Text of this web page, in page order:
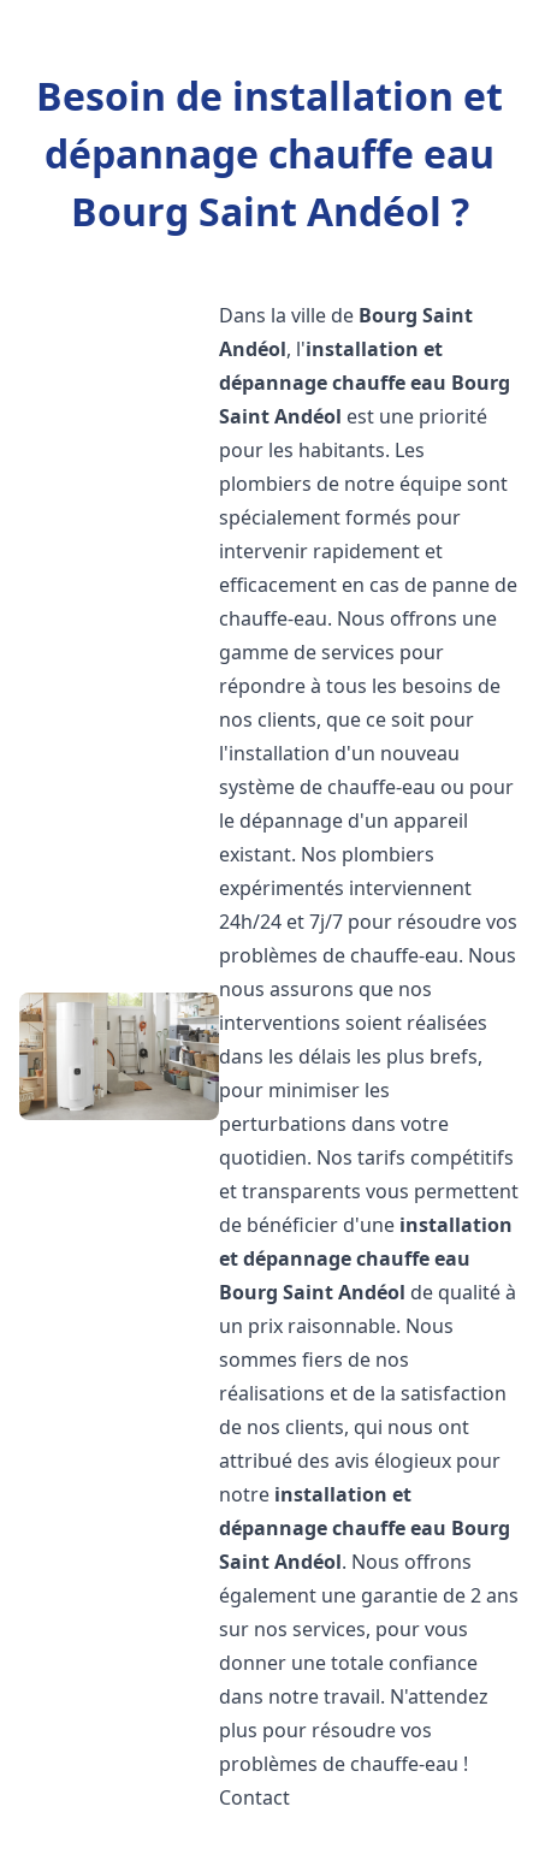
Besoin de installation et
dépannage chauffe eau
Bourg Saint Andéol ?
Dans la ville de Bourg Saint
Andéol, l'installation et
dépannage chauffe eau Bourg
Saint Andéol est une priorité
pour les habitants. Les
plombiers de notre équipe sont
spécialement formés pour
intervenir rapidement et
efficacement en cas de panne de
chauffe-eau. Nous offrons une
gamme de services pour
répondre à tous les besoins de
nos clients, que ce soit pour
l'installation d'un nouveau
système de chauffe-eau ou pour
le dépannage d'un appareil
existant. Nos plombiers
expérimentés interviennent
24h/24 et 7j/7 pour résoudre vos
problèmes de chauffe-eau. Nous
nous assurons que nos
interventions soient réalisées
dans les délais les plus brefs,
pour minimiser les
perturbations dans votre
quotidien. Nos tarifs compétitifs
et transparents vous permettent
de bénéficier d'une installation
et dépannage chauffe eau
Bourg Saint Andéol de qualité à
un prix raisonnable. Nous
sommes fiers de nos
réalisations et de la satisfaction
de nos clients, qui nous ont
attribué des avis élogieux pour
notre installation et
dépannage chauffe eau Bourg
Saint Andéol. Nous offrons
également une garantie de 2 ans
sur nos services, pour vous
donner une totale confiance
dans notre travail. N'attendez
plus pour résoudre vos
problèmes de chauffe-eau !
Contact